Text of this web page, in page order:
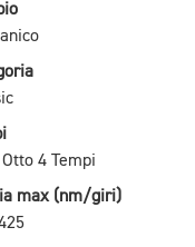
4 Tempi
max (nm/giri)